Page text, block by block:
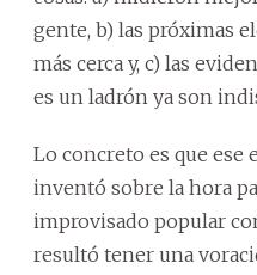
gente, b) las próximas
más cerca y, c) las
es un ladrón ya son
Lo concreto es que ese
inventó sobre la hora
improvisado popular
resultó tener una